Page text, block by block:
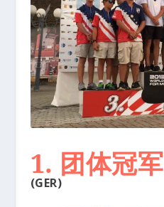
1. 团体冠军
(GER)